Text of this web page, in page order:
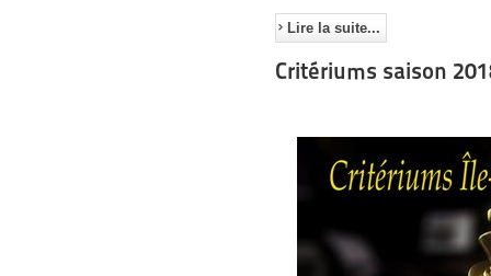
Lire la suite...
Critériums saison